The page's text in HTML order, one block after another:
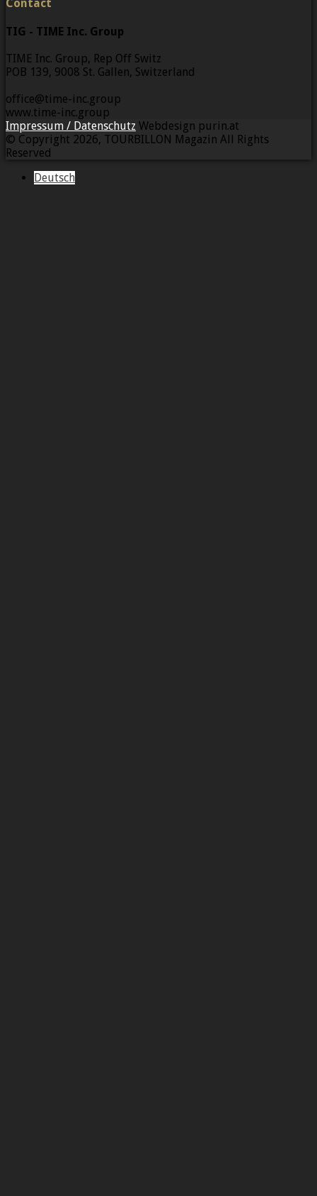
Contact
TIG - TIME Inc. Group
TIME Inc. Group, Rep Off Switz
POB 139, 9008 St. Gallen, Switzerland
office@time-inc.group
www.time-inc.group
Impressum / Datenschutz Webdesign purin.at
© Copyright 2026, TOURBILLON Magazin All Rights
Reserved
Deutsch